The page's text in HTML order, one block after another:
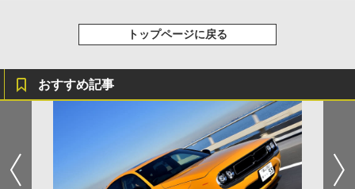
トップページに戻る
おすすめ記事